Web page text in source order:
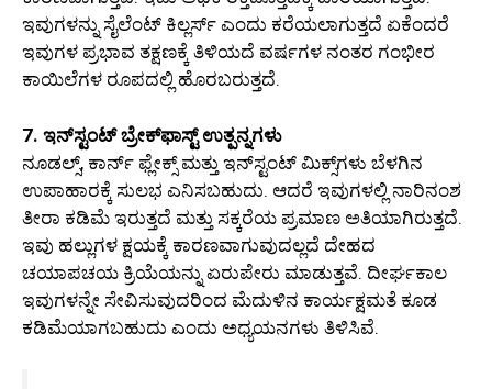
ಇವುಗಳನ್ನು ಸೈಲೆಂಟ್ ಕಿಲ್ಲರ್ಸ್ ಎಂದು ಕರೆಯಲಾಗುತ್ತದೆ ಏಕೆಂದರೆ
ಇವುಗಳ ಪ್ರಭಾವ ತಕ್ಷಣಕ್ಕೆ ತಿಳಿಯದೆ ವರ್ಷಗಳ ನಂತರ ಗಂಭೀರ
ಕಾಯಿಲೆಗಳ ರೂಪದಲ್ಲಿ ಹೊರಬರುತ್ತದೆ.
7. ಇನ್‌ಸ್ಟಂಟ್ ಬ್ರೇಕ್‌ಫಾಸ್ಟ್ ಉತ್ಪನ್ನಗಳು
ನೂಡಲ್ಸ್, ಕಾರ್ನ್ ಫ್ಲೇಕ್ಸ್ ಮತ್ತು ಇನ್‌ಸ್ಟಂಟ್ ಮಿಕ್ಸ್‌ಗಳು ಬೆಳಗಿನ
ಉಪಾಹಾರಕ್ಕೆ ಸುಲಭ ಎನಿಸಬಹುದು. ಆದರೆ ಇವುಗಳಲ್ಲಿ ನಾರಿನಂಶ
ತೀರಾ ಕಡಿಮೆ ಇರುತ್ತದೆ ಮತ್ತು ಸಕ್ಕರೆಯ ಪ್ರಮಾಣ ಅತಿಯಾಗಿರುತ್ತದೆ.
ಇವು ಹಲ್ಲುಗಳ ಕ್ಷಯಕ್ಕೆ ಕಾರಣವಾಗುವುದಲ್ಲದೆ ದೇಹದ
ಚಯಾಪಚಯ ಕ್ರಿಯೆಯನ್ನು ಏರುಪೇರು ಮಾಡುತ್ತವೆ. ದೀರ್ಘಕಾಲ
ಇವುಗಳನ್ನೇ ಸೇವಿಸುವುದರಿಂದ ಮೆದುಳಿನ ಕಾರ್ಯಕ್ಷಮತೆ ಕೂಡ
ಕಡಿಮೆಯಾಗಬಹುದು ಎಂದು ಅಧ್ಯಯನಗಳು ತಿಳಿಸಿವೆ.